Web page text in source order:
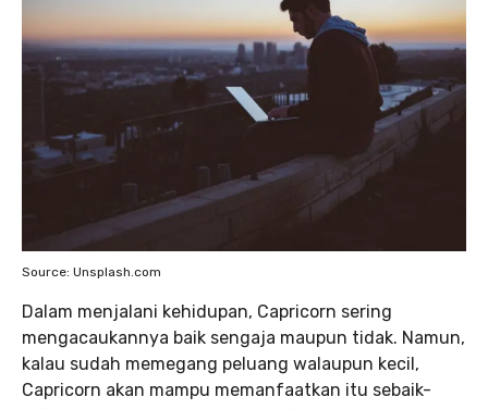
Source: Unsplash.com
Dalam menjalani kehidupan, Capricorn sering
mengacaukannya baik sengaja maupun tidak. Namun,
kalau sudah memegang peluang walaupun kecil,
Capricorn akan mampu memanfaatkan itu sebaik-